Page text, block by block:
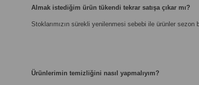
Almak istediğim ürün tükendi tekrar satışa çıkar mı?
Stoklarımızın sürekli yenilenmesi sebebi ile ürünler sezon
Ürünlerimin temizliğini nasıl yapmalıyım?